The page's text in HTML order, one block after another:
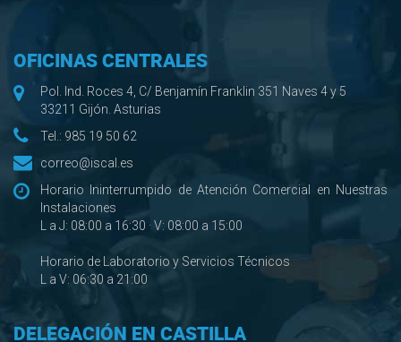
OFICINAS CENTRALES
Pol. Ind. Roces 4, C/ Benjamín Franklin 351 Naves 4 y 5
33211 Gijón. Asturias
Tel.: 985 19 50 62
correo@iscal.es
Horario Ininterrumpido de Atención Comercial en Nuestras
Instalaciones
L a J: 08:00 a 16:30 · V: 08:00 a 15:00
Horario de Laboratorio y Servicios Técnicos
L a V: 06:30 a 21:00
DELEGACIÓN EN CASTILLA